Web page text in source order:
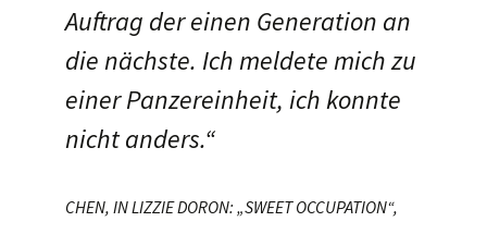
Auftrag der einen Generation an
die nächste. Ich meldete mich zu
einer Panzereinheit, ich konnte
nicht anders.“
CHEN, IN LIZZIE DORON: „SWEET OCCUPATION“,